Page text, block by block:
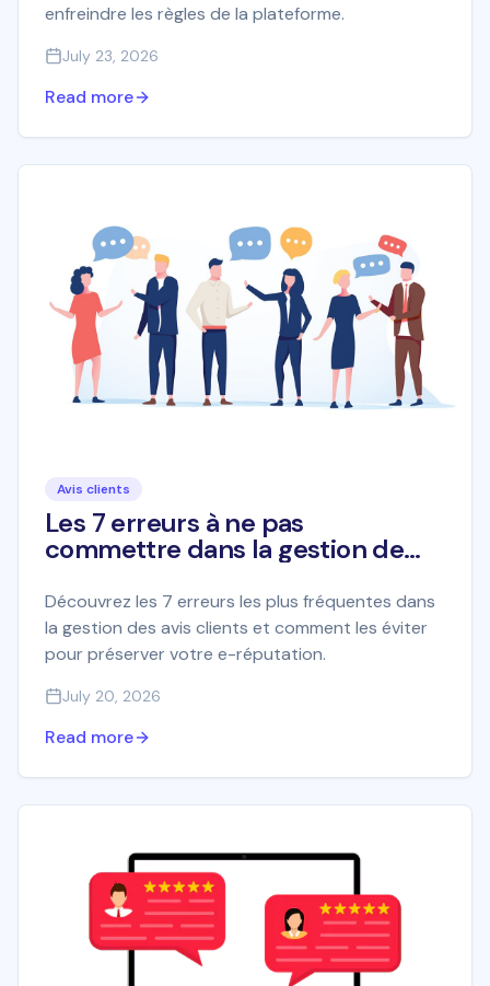
enfreindre les règles de la plateforme.
July 23, 2026
Read more
Avis clients
Les 7 erreurs à ne pas
commettre dans la gestion de
Découvrez les 7 erreurs les plus fréquentes dans
la gestion des avis clients et comment les éviter
pour préserver votre e-réputation.
July 20, 2026
Read more